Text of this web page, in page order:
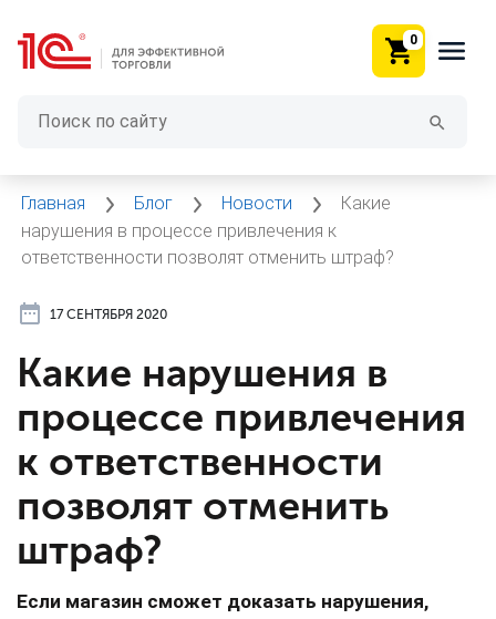
0
Главная Блог Новости
Какие
нарушения в процессе привлечения к
ответственности позволят отменить штраф?
17 СЕНТЯБРЯ 2020
Какие нарушения в
процессе привлечения
к ответственности
позволят отменить
штраф?
Если магазин сможет доказать нарушения,